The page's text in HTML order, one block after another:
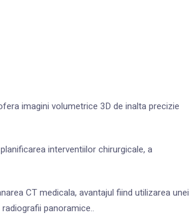
imagini volumetrice 3D de inalta precizie
interventiilor chirurgicale, a
CT medicala, avantajul fiind utilizarea unei
panoramice..